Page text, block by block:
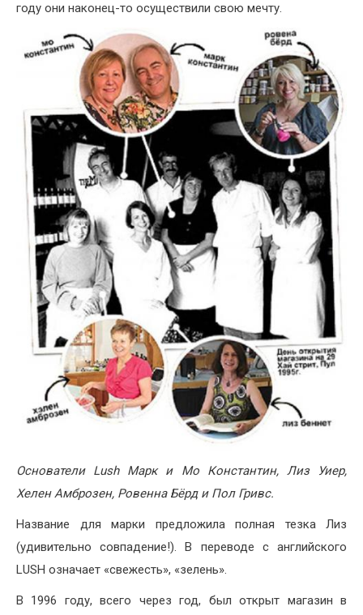
году они наконец-то осуществили свою мечту.
Основатели Lush Марк и Мо Константин, Лиз Уиер,
Хелен Амброзен, Ровенна Бёрд и Пол Гривс.
Название для марки предложила полная тезка Лиз
(удивительно совпадение!). В переводе с английского
LUSH означает «свежесть», «зелень».
В 1996 году, всего через год, был открыт магазин в